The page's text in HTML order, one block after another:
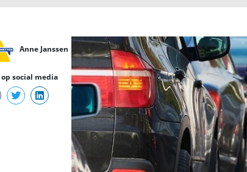
Anne Janssen
social media